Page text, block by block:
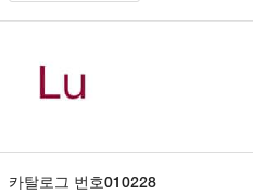
카탈로그 번호010228